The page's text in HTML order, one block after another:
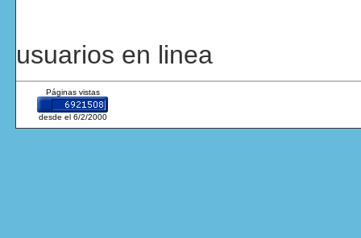
usuarios en linea
Páginas vistas
desde el 6/2/2000